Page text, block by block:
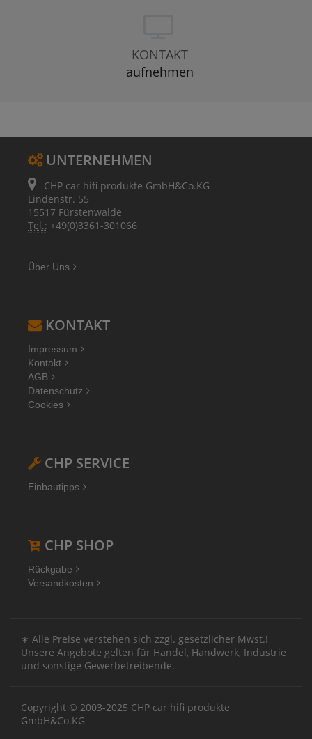
KONTAKT
aufnehmen
UNTERNEHMEN
CHP car hifi produkte GmbH&Co.KG
Lindenstr. 55
15517 Fürstenwalde
Tel.: +49(0)3361-301066
Über Uns
KONTAKT
Impressum
Kontakt
AGB
Datenschutz
Cookies
CHP SERVICE
Einbautipps
CHP SHOP
Rückgabe
Versandkosten
∗ Alle Preise verstehen sich zzgl. gesetzlicher Mwst.!
Unsere Angebote gelten für Handel, Handwerk, Industrie
und sonstige Gewerbetreibende.
Copyright © 2003-2025 CHP car hifi produkte
GmbH&Co.KG